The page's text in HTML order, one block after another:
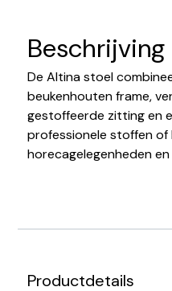
Beschrijving
De Altina stoel
beukenhouten frame,
gestoffeerde zitting en
professionele stoffen of
horecagelegenheden
Productdetails